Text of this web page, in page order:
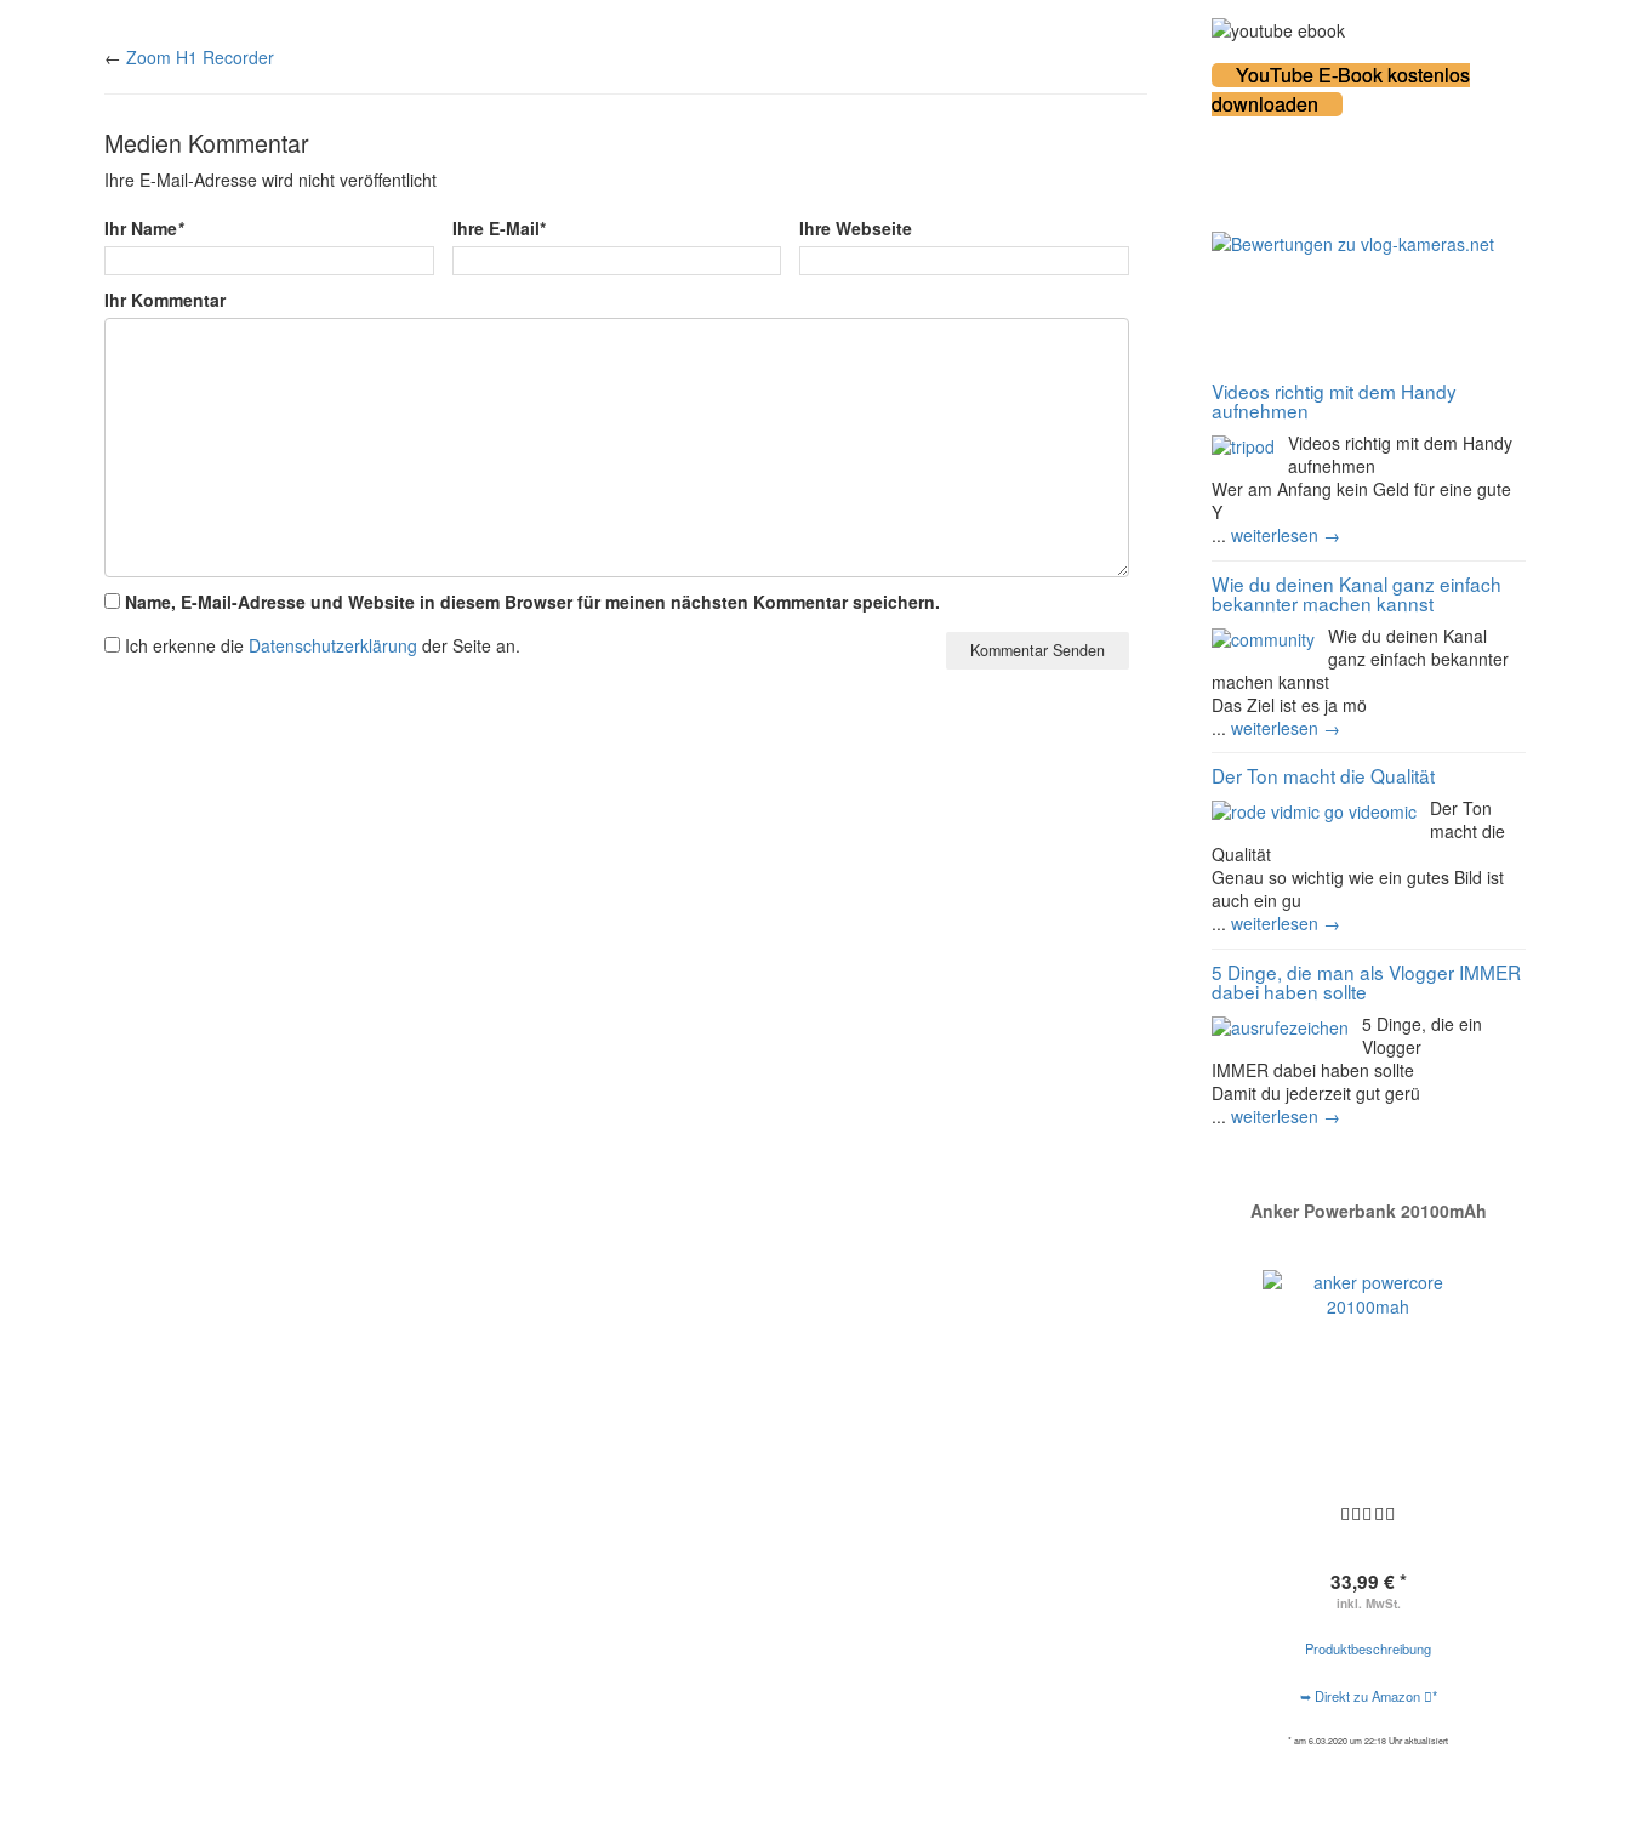
← Zoom H1 Recorder
Medien Kommentar
Ihre E-Mail-Adresse wird nicht veröffentlicht
Ihr Name* Ihre E-Mail* Ihre Webseite
Ihr Kommentar
Name, E-Mail-Adresse und Website in diesem Browser für meinen nächsten Kommentar speichern.
Ich erkenne die Datenschutzerklärung der Seite an.
YouTube E-Book kostenlos
downloaden
Videos richtig mit dem Handy
aufnehmen
Videos richtig mit dem Handy
aufnehmen
Wer am Anfang kein Geld für eine gute
Y
... weiterlesen →
Wie du deinen Kanal ganz einfach
bekannter machen kannst
Wie du deinen Kanal
ganz einfach bekannter
machen kannst
Das Ziel ist es ja mö
... weiterlesen →
Der Ton macht die Qualität
Der Ton
macht die
Qualität
Genau so wichtig wie ein gutes Bild ist
auch ein gu
... weiterlesen →
5 Dinge, die man als Vlogger IMMER
dabei haben sollte
5 Dinge, die ein
Vlogger
IMMER dabei haben sollte
Damit du jederzeit gut gerü
... weiterlesen →
Anker Powerbank 20100mAh
33,99 € *
inkl. MwSt.
Produktbeschreibung
➥ Direkt zu Amazon *
* am 6.03.2020 um 22:18 Uhr aktualisiert